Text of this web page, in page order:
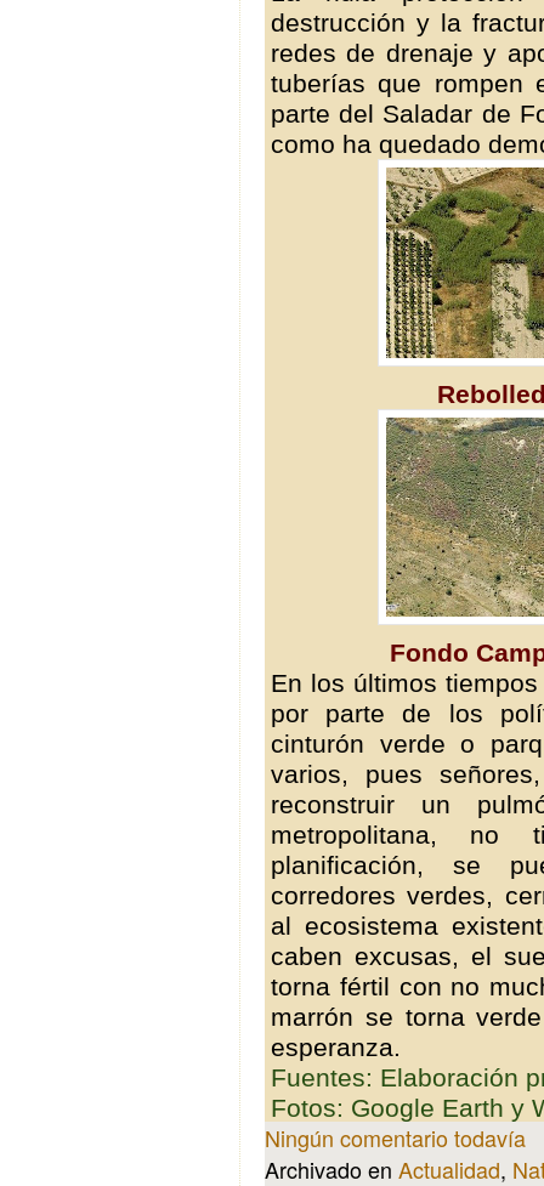
destrucción y la
redes de drenaje y
tuberías que rompen
parte del Saladar de
como ha quedado
Fondo
En los últimos
por parte de los
cinturón verde o
varios, pues
reconstruir un
metropolitana, no
planificación, se
corredores verdes,
al ecosistema
caben excusas, el
torna fértil con no
marrón se torna
esperanza.
Fuentes: Elaboración
Fotos: Google Earth y
Ningún comentario todavía
Archivado en Actualidad,